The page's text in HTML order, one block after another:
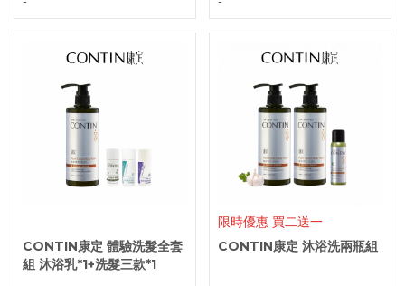
CONTIN康定 體驗洗髮全套
組 沐浴乳*1+洗髮三款*1
限時優惠 買二送一
CONTIN康定 沐浴洗兩瓶組